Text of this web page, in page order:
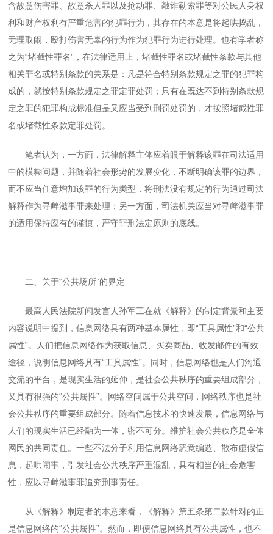
含故意伤害罪、故意杀人罪以及抢劫罪、敲诈勒索罪等对公民人身权
利和财产权利有严重危害的犯罪行为，其存在的本意是将起哄捣乱，
无理取闹，殴打伤害无辜的行为作为犯罪行为进行处理。也有学者称
之为“堵截性罪名”，在法律适用上，堵截性罪名或堵截性条款与其他
相关罪名或特别条款的关系是：凡是符合特别条款规定之罪的犯罪构
成的，就按特别条款规定之罪定罪处罚；只有在既达不到特别条款规
定之罪的犯罪构成标准但是又应当受到刑罚处罚的，才按照堵截性罪
名或堵截性条款定罪处罚。
笔者认为，一方面，法律解释主体应着眼于解释该罪在司法适用
中的模糊问题，并随着社会形势的发展变化，不断明确该罪的边界，
而不应当任意增加该罪的行为类型，将刑法没有规定的行为通过司法
解释作为寻衅滋事罪来处理；另一方面，司法机关应当对寻衅滋事罪
的适用保持应有的谨慎，严守罪刑法定原则的底线。
二、关于“公共场所”的界定
最高人民法院新闻发言人孙军工在就《解释》的制定背景和主要
内容说明中提到，信息网络具有两种基本属性，即“工具属性”和“公共
属性”。人们把信息网络作为获取信息、买卖商品、收发邮件的有效
途径，说明信息网络具有“工具属性”。同时，信息网络也是人们沟通
交流的平台，是现实生活的延伸，是社会公共秩序的重要组成部分，
又具有很强的“公共属性”。网络空间属于公共空间，网络秩序也是社
会公共秩序的重要组成部分。随着信息技术的快速发展，信息网络与
人们的现实生活已经融为一体，密不可分。维护社会公共秩序是全体
网民的共同责任。一些不法分子利用信息网络恶意编造、散布虚假信
息，起哄闹事，引发社会公共秩序严重混乱，具有相当的社会危害
性，应以寻衅滋事罪追究刑事责任。
从《解释》制定者的本意来看，《解释》第五条第二款针对的正
是信息网络的“公共属性”。然而，即便信息网络具有公共属性，也不